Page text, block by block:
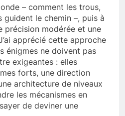
– comment les trous,
guident le chemin –, puis à
précision modérée et une
apprécié cette approche
énigmes ne doivent pas
exigeantes : elles
forts, une direction
architecture de niveaux
les mécanismes en
de deviner une